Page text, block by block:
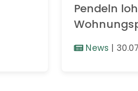
Pendeln
News |